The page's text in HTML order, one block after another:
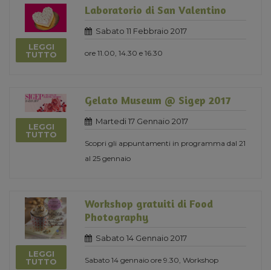
LEGGI
TUTTO
Laboratorio di San Valentino
Sabato 11 Febbraio 2017
ore 11.00, 14.30 e 16.30
LEGGI
TUTTO
Gelato Museum @ Sigep 2017
Martedi 17 Gennaio 2017
Scopri gli appuntamenti in programma dal 21
al 25 gennaio
LEGGI
TUTTO
Workshop gratuiti di Food
Photography
Sabato 14 Gennaio 2017
Sabato 14 gennaio ore 9.30, Workshop